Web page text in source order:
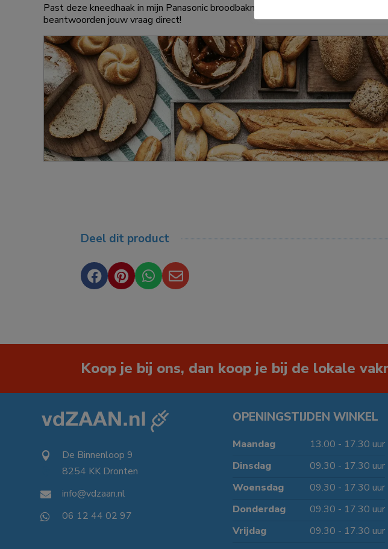
Past deze kneedhaak in mijn Panasonic broodbakmachine? Stuur ons gerust even
beantwoorden jouw vraag direct!
Deel dit product
   
Koop je bij ons, dan koop je bij de lokale
 De Binnenloop 9
8254 KK Dronten
 info@vdzaan.nl
 06 12 44 02 97
OPENINGSTIJDEN WINKEL
Maandag
13.00 - 17.30 uur
Dinsdag
09.30 - 17.30 uur
Woensdag
09.30 - 17.30 uur
Donderdag
09.30 - 17.30 uur
Vrijdag
09.30 - 17.30 uur